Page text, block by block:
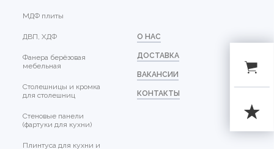
МДФ плиты
ДВП, ХДФ
Фанера берёзовая
мебельная
Столешницы и кромка
для столешниц
Стеновые панели
(фартуки для кухни)
Плинтуса для кухни и
О НАС
ДОСТАВКА
ВАКАНСИИ
КОНТАКТЫ